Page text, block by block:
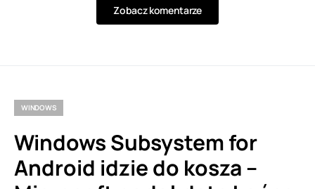
Zobacz komentarze
WINDOWS
Windows Subsystem for
Android idzie do kosza –